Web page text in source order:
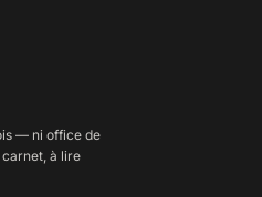
— ni office de
à lire